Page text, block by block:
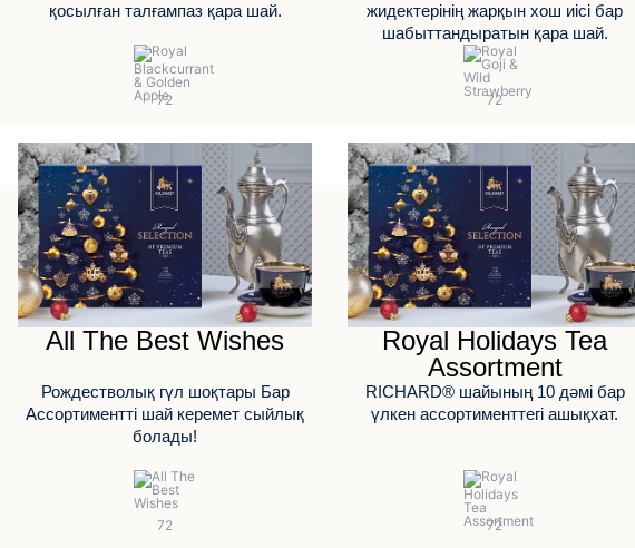
қосылған талғампаз қара шай.
жидектерінің жарқын хош иісі бар
шабыттандыратын қара шай.
All The Best Wishes
Рождестволық гүл шоқтары Бар
Ассортиментті шай керемет сыйлық
болады!
Royal Holidays Tea
Assortment
RICHARD® шайының 10 дәмі бар
үлкен ассортименттегі ашықхат.